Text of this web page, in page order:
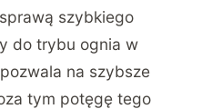
szybkiego
do trybu ognia w
na szybsze
tym potęgę tego